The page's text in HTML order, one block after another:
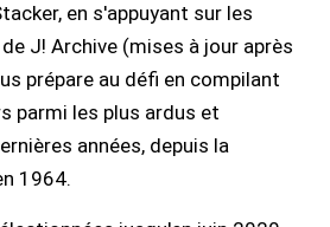
en s'appuyant sur les
J! Archive (mises à jour après
prépare au défi en compilant
parmi les plus ardus et
années, depuis la
1964.